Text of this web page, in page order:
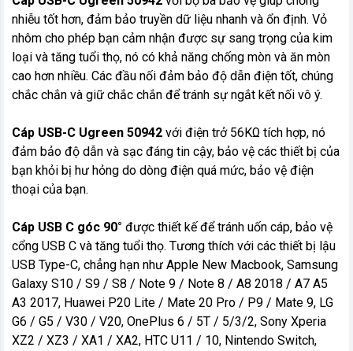
nhiễu tốt hơn, đảm bảo truyền dữ liệu nhanh và ổn định. Vỏ
nhôm cho phép bạn cảm nhận được sự sang trọng của kim
loại và tăng tuổi thọ, nó có khả năng chống mòn và ăn mòn
cao hơn nhiều. Các đầu nối đảm bảo độ dẫn điện tốt, chúng
chắc chắn và giữ chắc chắn để tránh sự ngắt kết nối vô ý.
Cáp USB-C Ugreen 50942 với điện trở 56KΩ tích hợp, nó
đảm bảo độ dẫn và sạc đáng tin cậy, bảo vệ các thiết bị của
bạn khỏi bị hư hỏng do dòng điện quá mức, bảo vệ điện
thoại của bạn.
Cáp USB C góc 90° được thiết kế để tránh uốn cáp, bảo vệ
cổng USB C và tăng tuổi thọ. Tương thích với các thiết bị lậu
USB Type-C, chẳng hạn như Apple New Macbook, Samsung
Galaxy S10 / S9 / S8 / Note 9 / Note 8 / A8 2018 / A7 A5
A3 2017, Huawei P20 Lite / Mate 20 Pro / P9 / Mate 9, LG
G6 / G5 / V30 / V20, OnePlus 6 / 5T / 5/3/2, Sony Xperia
XZ2 / XZ3 / XA1 / XA2, HTC U11 / 10, Nintendo Switch,